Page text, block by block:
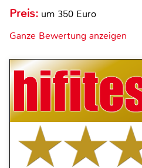
Preis: um 350 Euro
Ganze Bewertung anzeigen